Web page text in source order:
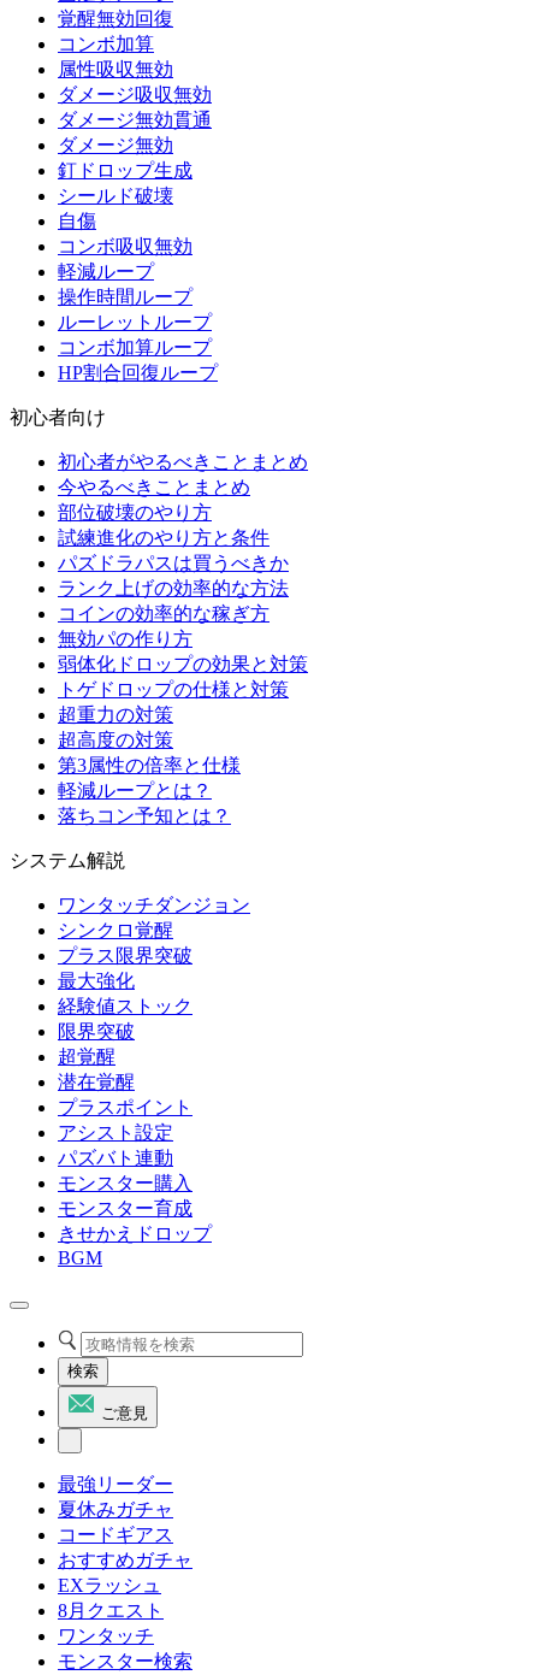
覚醒無効回復
コンボ加算
属性吸収無効
ダメージ吸収無効
ダメージ無効貫通
ダメージ無効
釘ドロップ生成
シールド破壊
自傷
コンボ吸収無効
軽減ループ
操作時間ループ
ルーレットループ
コンボ加算ループ
HP割合回復ループ
初心者向け
初心者がやるべきことまとめ
今やるべきことまとめ
部位破壊のやり方
試練進化のやり方と条件
パズドラパスは買うべきか
ランク上げの効率的な方法
コインの効率的な稼ぎ方
無効パの作り方
弱体化ドロップの効果と対策
トゲドロップの仕様と対策
超重力の対策
超高度の対策
第3属性の倍率と仕様
軽減ループとは？
落ちコン予知とは？
システム解説
ワンタッチダンジョン
シンクロ覚醒
プラス限界突破
最大強化
経験値ストック
限界突破
超覚醒
潜在覚醒
プラスポイント
アシスト設定
パズバト連動
モンスター購入
モンスター育成
きせかえドロップ
BGM
検索
ご意見
最強リーダー
夏休みガチャ
コードギアス
おすすめガチャ
EXラッシュ
8月クエスト
ワンタッチ
モンスター検索